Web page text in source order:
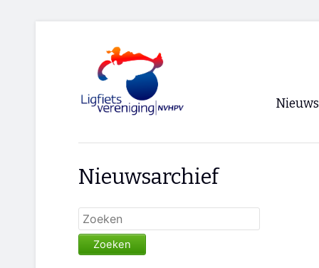
Nieuws
Nieuwsarchief
Zoeken